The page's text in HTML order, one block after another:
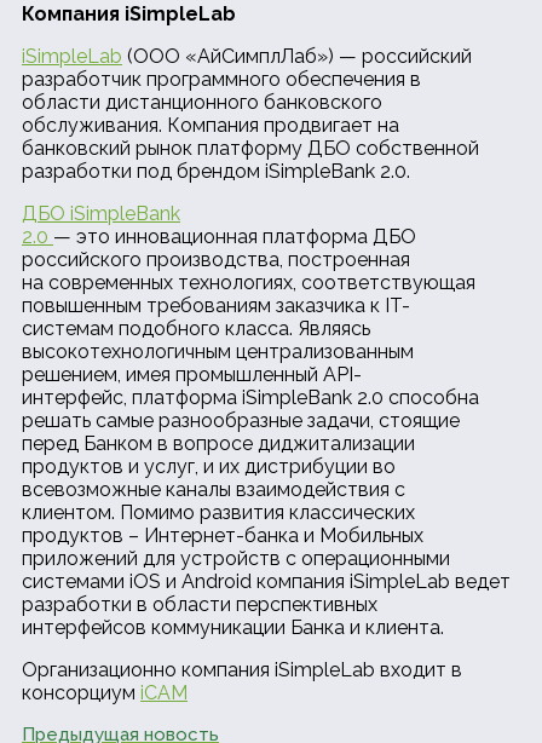
Компания iSimpleLab
iSimpleLab (ООО «АйСимплЛаб») — российский
разработчик программного обеспечения в
области дистанционного банковского
обслуживания. Компания продвигает на
банковский рынок платформу ДБО собственной
разработки под брендом iSimpleBank 2.0.
ДБО iSimpleBank
2.0 — это инновационная платформа ДБО
российского производства, построенная
на современных технологиях, соответствующая
повышенным требованиям заказчика к IT-
системам подобного класса. Являясь
высокотехнологичным централизованным
решением, имея промышленный API-
интерфейс, платформа iSimpleBank 2.0 способна
решать самые разнообразные задачи, стоящие
перед Банком в вопросе диджитализации
продуктов и услуг, и их дистрибуции во
всевозможные каналы взаимодействия с
клиентом. Помимо развития классических
продуктов – Интернет-банка и Мобильных
приложений для устройств с операционными
системами iOS и Android компания iSimpleLab ведет
разработки в области перспективных
интерфейсов коммуникации Банка и клиента.
Организационно компания iSimpleLab входит в
консорциум iCAM
Предыдущая новость